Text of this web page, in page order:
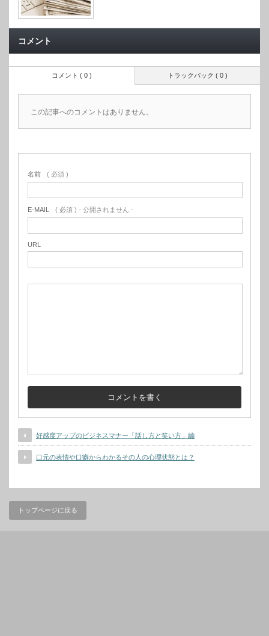
コメント
トラックバック ( 0 )
コメント ( 0 )
この記事へのコメントはありません。
名前 ( 必須 )
E-MAIL ( 必須 ) - 公開されません -
URL
好感度アップのビジネスマナー「話し方と笑い方」編
口元の表情や口癖からわかるその人の心理状態とは？
トップページに戻る